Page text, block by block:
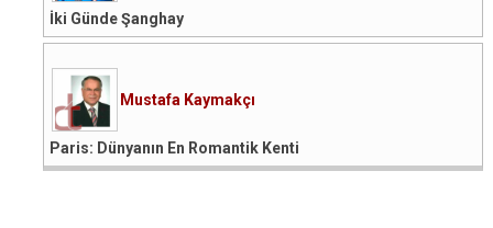
İki Günde Şanghay
Mustafa Kaymakçı
Paris: Dünyanın En Romantik Kenti